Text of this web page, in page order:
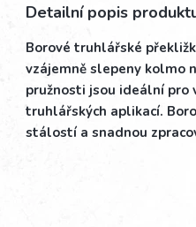
Detailní popis
Borové truhlářské
vzájemně slepeny kolmo
pružnosti jsou ideální pro
truhlářských aplikací.
stálostí a snadnou